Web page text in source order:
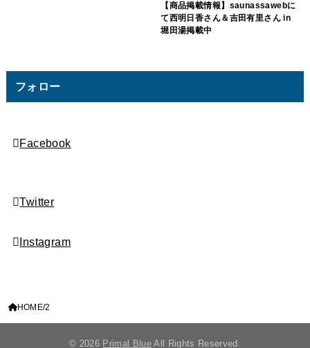
【商品掲載情報】saunassawebに
て西明日香さん＆吉田有里さん in
堀田湯掲載中
フォロー
Facebook
Twitter
Instagram
HOME 2
© 2026 Primal Blue All Rights Reserved.